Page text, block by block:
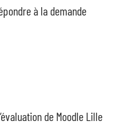
à la demande
de Moodle Lille